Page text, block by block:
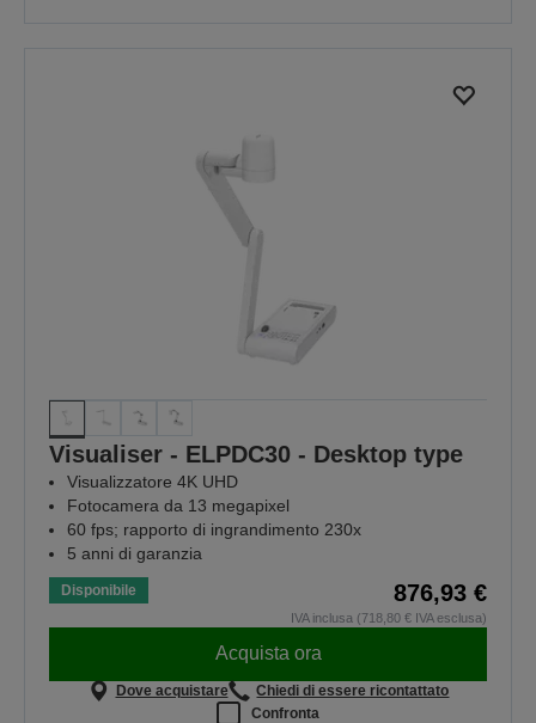
Visualiser - ELPDC30 - Desktop type
Visualizzatore 4K UHD
Fotocamera da 13 megapixel
60 fps; rapporto di ingrandimento 230x
5 anni di garanzia
Disponibile 876,93 €
IVA inclusa (718,80 € IVA esclusa)
Acquista ora
Dove acquistare
Chiedi di essere ricontattato
Confronta